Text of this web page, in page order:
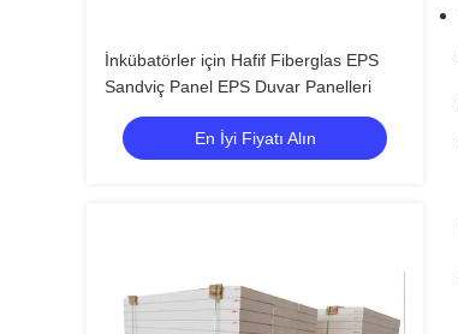
İnkübatörler için Hafif Fiberglas EPS
Sandviç Panel EPS Duvar Panelleri
En İyi Fiyatı Alın